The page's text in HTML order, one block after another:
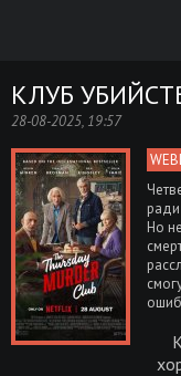
КЛУБ
28-08-2025, 19:57
Но